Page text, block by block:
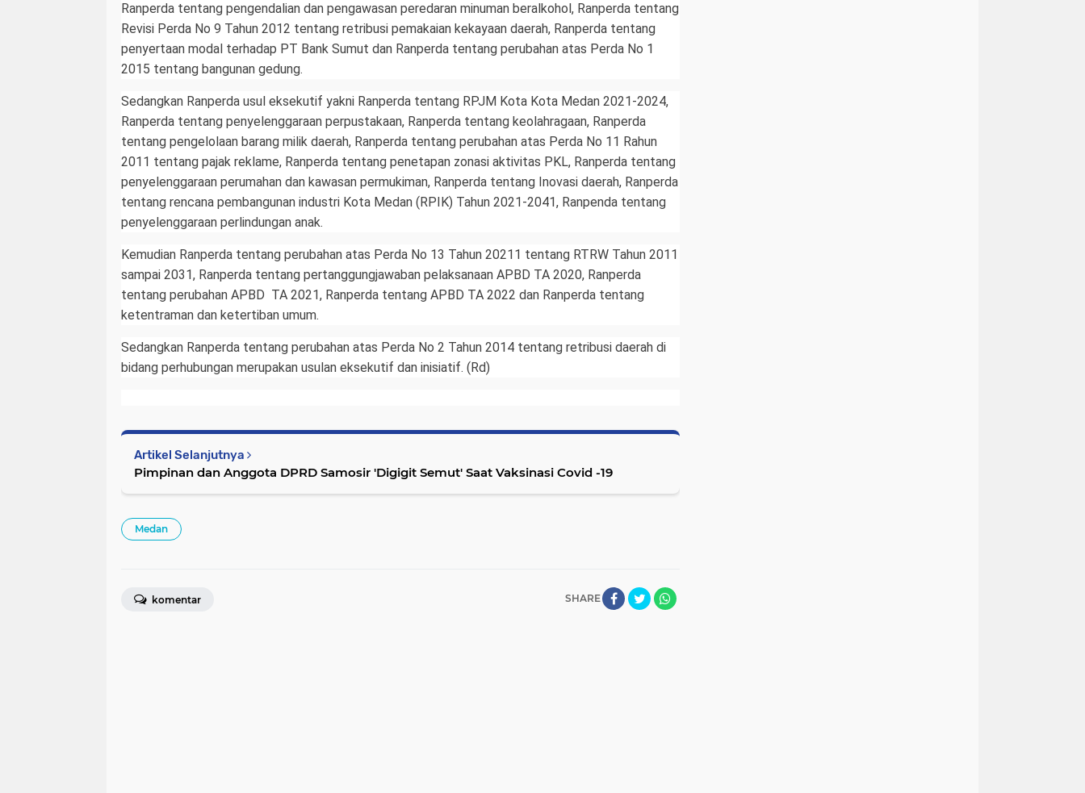
Ranperda tentang pengendalian dan pengawasan peredaran minuman beralkohol, Ranperda tentang
Revisi Perda No 9 Tahun 2012 tentang retribusi pemakaian kekayaan daerah, Ranperda tentang
penyertaan modal terhadap PT Bank Sumut dan Ranperda tentang perubahan atas Perda No 1
2015 tentang bangunan gedung.
Sedangkan Ranperda usul eksekutif yakni Ranperda tentang RPJM Kota Kota Medan 2021-2024,
Ranperda tentang penyelenggaraan perpustakaan, Ranperda tentang keolahragaan, Ranperda
tentang pengelolaan barang milik daerah, Ranperda tentang perubahan atas Perda No 11 Rahun
2011 tentang pajak reklame, Ranperda tentang penetapan zonasi aktivitas PKL, Ranperda tentang
penyelenggaraan perumahan dan kawasan permukiman, Ranperda tentang Inovasi daerah, Ranperda
tentang rencana pembangunan industri Kota Medan (RPIK) Tahun 2021-2041, Ranpenda tentang
penyelenggaraan perlindungan anak.
Kemudian Ranperda tentang perubahan atas Perda No 13 Tahun 20211 tentang RTRW Tahun 2011
sampai 2031, Ranperda tentang pertanggungjawaban pelaksanaan APBD TA 2020, Ranperda
tentang perubahan APBD TA 2021, Ranperda tentang APBD TA 2022 dan Ranperda tentang
ketentraman dan ketertiban umum.
Sedangkan Ranperda tentang perubahan atas Perda No 2 Tahun 2014 tentang retribusi daerah di
bidang perhubungan merupakan usulan eksekutif dan inisiatif. (Rd)
Artikel Selanjutnya
Pimpinan dan Anggota DPRD Samosir 'Digigit Semut' Saat Vaksinasi Covid -19
Medan
SHARE
komentar